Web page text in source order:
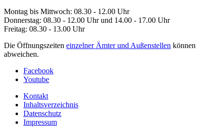
Montag bis Mittwoch: 08.30 - 12.00 Uhr
Donnerstag: 08.30 - 12.00 Uhr und 14.00 - 17.00 Uhr
Freitag: 08.30 - 13.00 Uhr
Die Öffnungszeiten einzelner Ämter und Außenstellen können
abweichen.
Facebook
Youtube
Kontakt
Inhaltsverzeichnis
Datenschutz
Impressum